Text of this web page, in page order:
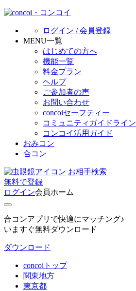
ログイン / 会員登録
MENU一覧
はじめての方へ
機能一覧
料金プラン
ヘルプ
ご参加者の声
お問い合わせ
concoiセーフティー
コミュニティガイドライン
コンコイ活用ガイド
おみコン
合コン
お相手検索
無料で登録
ログイン会員ホーム
合コンアプリで快適にマッチング♪
いますぐ無料ダウンロード
ダウンロード
concoiトップ
関東地方
東京都